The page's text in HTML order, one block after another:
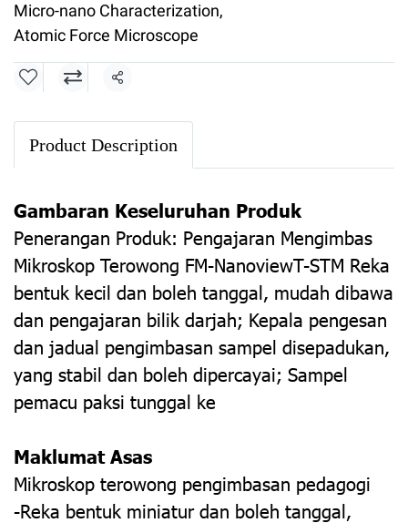
Micro-nano Characterization,
Atomic Force Microscope
Share
Product Description
Gambaran Keseluruhan Produk
Penerangan Produk: Pengajaran Mengimbas
Mikroskop Terowong FM-NanoviewT-STM Reka
bentuk kecil dan boleh tanggal, mudah dibawa
dan pengajaran bilik darjah; Kepala pengesan
dan jadual pengimbasan sampel disepadukan,
yang stabil dan boleh dipercayai; Sampel
pemacu paksi tunggal ke
Maklumat Asas
Mikroskop terowong pengimbasan pedagogi
-Reka bentuk miniatur dan boleh tanggal,